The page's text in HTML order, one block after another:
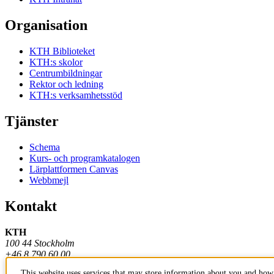
Organisation
KTH Biblioteket
KTH:s skolor
Centrumbildningar
Rektor och ledning
KTH:s verksamhetsstöd
Tjänster
Schema
Kurs- och programkatalogen
Lärplattformen Canvas
Webbmejl
Kontakt
KTH
100 44 Stockholm
+46 8 790 60 00